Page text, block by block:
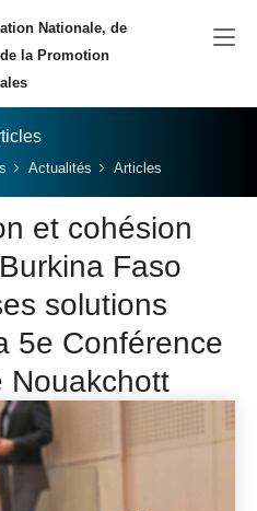
Nationale, de
la Promotion
Actualités Articles
et cohésion
Faso
solutions
5e Conférence
Nouakchott